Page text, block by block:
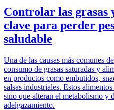
Controlar las grasas
clave para perder
saludable
Una de las causas más comunes
consumo de grasas saturadas y
en productos como embutidos,
salsas industriales. Estos
sino que alteran el metabolismo y
adelgazamiento.